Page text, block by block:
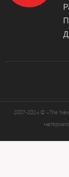
2007-2024 © «The